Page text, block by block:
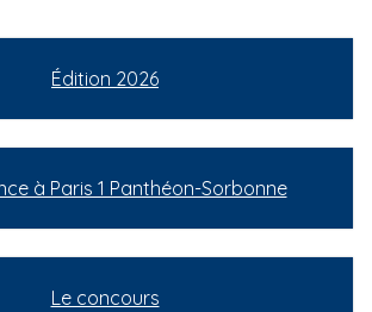
Édition 2026
à Paris 1 Panthéon-Sorbonne
Le concours